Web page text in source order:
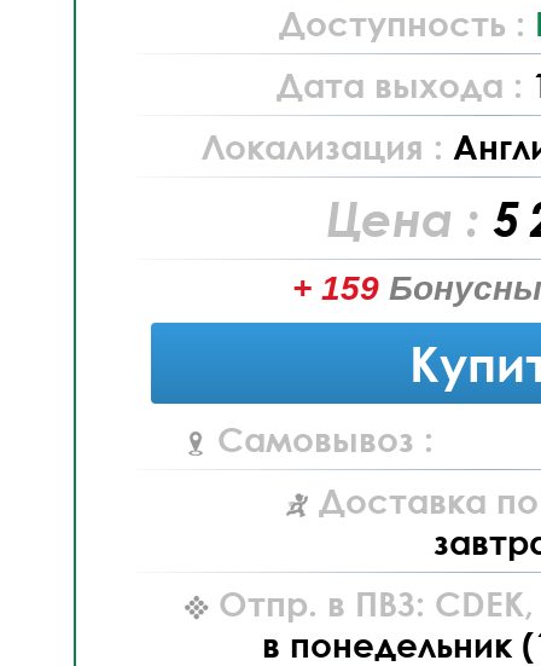
Доступность :
Дата выхода :
Локализация :
Цена : 5
+ 159
Самовывоз :
Доставка
Отпр. в ПВЗ: CDEK,
в понедельник